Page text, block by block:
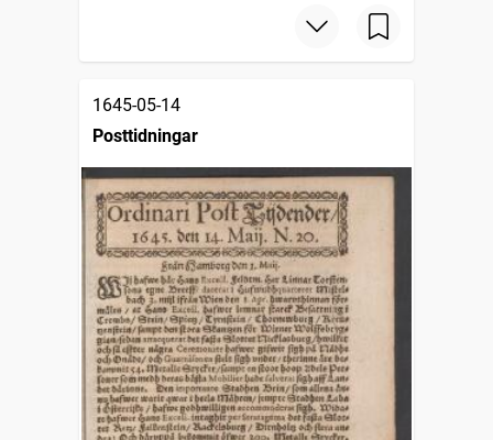
1645-05-14
Posttidningar